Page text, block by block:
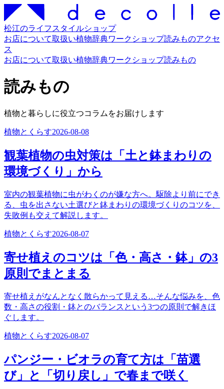
松江のライフスタイルショップ
お店について取扱い植物辞典ワークショップ読みものアクセ
ス
お店について取扱い植物辞典ワークショップ読みもの
読みもの
植物と暮らしに役立つコラムをお届けします
植物とくらす2026-08-08
観葉植物の虫対策は「土と鉢まわりの
環境づくり」から
室内の観葉植物に虫がわくのが嫌な方へ。駆除より前にでき
る、虫を出さない土選びと鉢まわりの環境づくりのコツを、
失敗例も交えて解説します。
植物とくらす2026-08-07
寄せ植えのコツは「色・高さ・鉢」の3
原則でまとまる
寄せ植えがなんとなく散らかって見える…そんな悩みを、色
数・高さの役割・鉢とのバランスという3つの原則で解きほ
ぐします。
植物とくらす2026-08-07
パンジー・ビオラの育て方は「苗選
び」と「切り戻し」で春まで咲く